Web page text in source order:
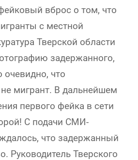
вброс о том, что
с местной
Тверской области
задержанного,
очевидно, что
мигрант. В дальнейшем
первого фейка в сети
С подачи СМИ-
что задержанный
Руководитель Тверского